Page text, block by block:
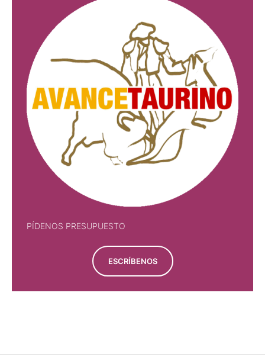
PÍDENOS PRESUPUESTO
ESCRÍBENOS